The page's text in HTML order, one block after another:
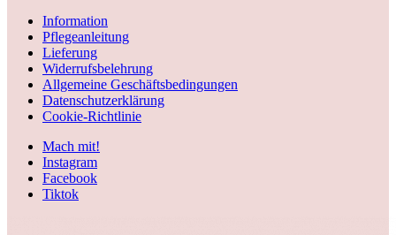
Information
Pflegeanleitung
Lieferung
Widerrufsbelehrung
Allgemeine Geschäftsbedingungen
Datenschutzerklärung
Cookie-Richtlinie
Mach mit!
Instagram
Facebook
Tiktok